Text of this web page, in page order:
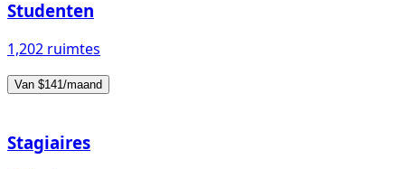
Studenten
1,202 ruimtes
Van $141/maand
Stagiaires